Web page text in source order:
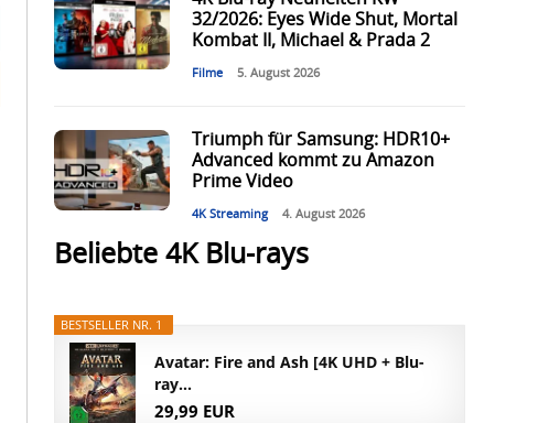
32/2026: Eyes Wide Shut, Mortal
Kombat II, Michael & Prada 2
Filme 5. August 2026
Triumph für Samsung: HDR10+
Advanced kommt zu Amazon
Prime Video
4K Streaming 4. August 2026
Beliebte 4K Blu-rays
BESTSELLER NR. 1
Avatar: Fire and Ash [4K UHD + Blu-
ray...
29,99 EUR